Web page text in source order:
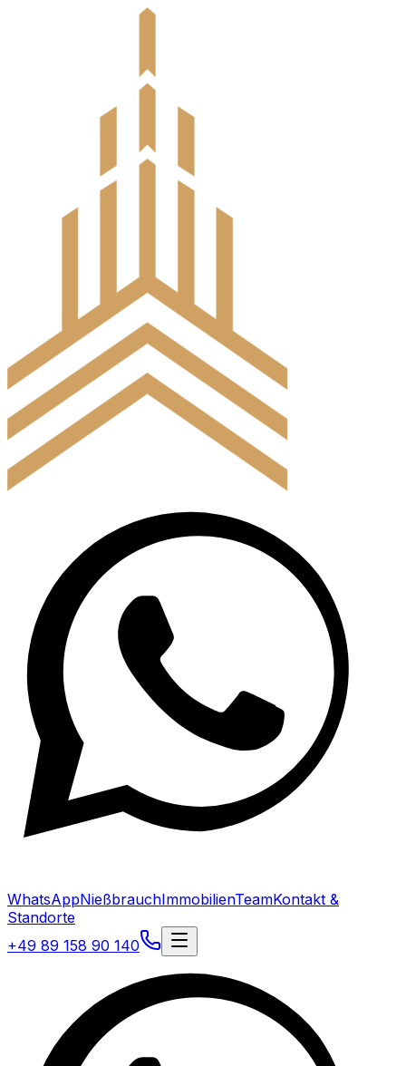
WhatsAppNießbrauchImmobilienTeamKontakt &
Standorte
+49 89 158 90 140